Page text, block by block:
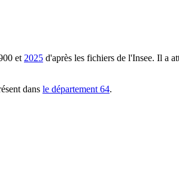
et 2025 d'après les fichiers de l'Insee. Il a
dans le département 64.